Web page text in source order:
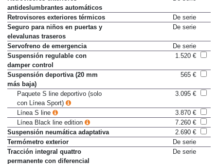
Retrovisores exteriores
antideslumbrantes automáticos
Retrovisores exteriores térmicos
De serie
Seguro para niños en puertas y
elevalunas traseros
Servofreno de emergencia
De serie
Suspensión regulable con
damper control
Suspensión deportiva (20 mm
más baja)
Paquete S line deportivo (solo
con Línea Sport)
Línea S line
3.870 €
Línea Black line edition
7.260 €
Suspensión neumática adaptativa
2.690 €
Termómetro exterior
De serie
Tracción integral quattro